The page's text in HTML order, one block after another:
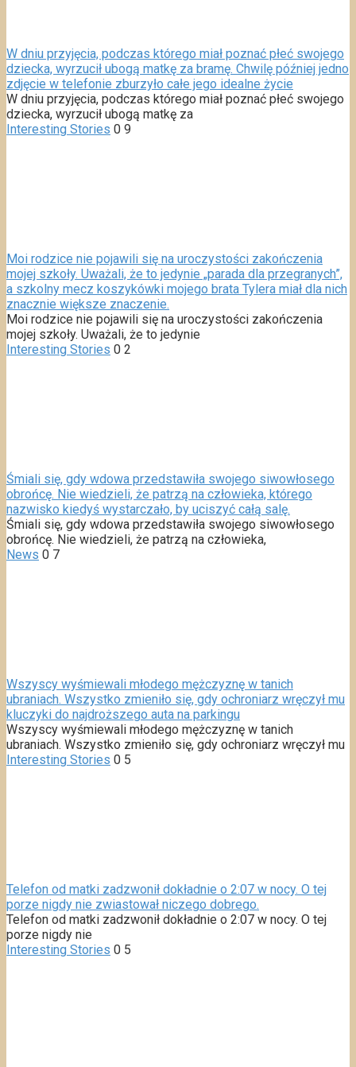
W dniu przyjęcia, podczas którego miał poznać płeć swojego
dziecka, wyrzucił ubogą matkę za bramę. Chwilę później jedno
zdjęcie w telefonie zburzyło całe jego idealne życie
W dniu przyjęcia, podczas którego miał poznać płeć swojego
dziecka, wyrzucił ubogą matkę za
Interesting Stories 0 9
Moi rodzice nie pojawili się na uroczystości zakończenia
mojej szkoły. Uważali, że to jedynie „parada dla przegranych”,
a szkolny mecz koszykówki mojego brata Tylera miał dla nich
znacznie większe znaczenie.
Moi rodzice nie pojawili się na uroczystości zakończenia
mojej szkoły. Uważali, że to jedynie
Interesting Stories 0 2
Śmiali się, gdy wdowa przedstawiła swojego siwowłosego
obrońcę. Nie wiedzieli, że patrzą na człowieka, którego
nazwisko kiedyś wystarczało, by uciszyć całą salę.
Śmiali się, gdy wdowa przedstawiła swojego siwowłosego
obrońcę. Nie wiedzieli, że patrzą na człowieka,
News 0 7
Wszyscy wyśmiewali młodego mężczyznę w tanich
ubraniach. Wszystko zmieniło się, gdy ochroniarz wręczył mu
kluczyki do najdroższego auta na parkingu
Wszyscy wyśmiewali młodego mężczyznę w tanich
ubraniach. Wszystko zmieniło się, gdy ochroniarz wręczył mu
Interesting Stories 0 5
Telefon od matki zadzwonił dokładnie o 2:07 w nocy. O tej
porze nigdy nie zwiastował niczego dobrego.
Telefon od matki zadzwonił dokładnie o 2:07 w nocy. O tej
porze nigdy nie
Interesting Stories 0 5